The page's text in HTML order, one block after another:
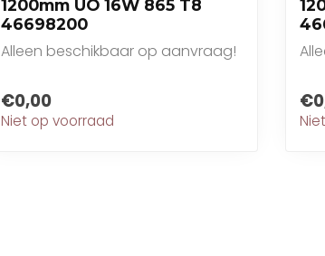
1200mm UO 16W 865 T8
46698200
Alleen beschikbaar op aanvraag!
€0,00
Niet op voorraad